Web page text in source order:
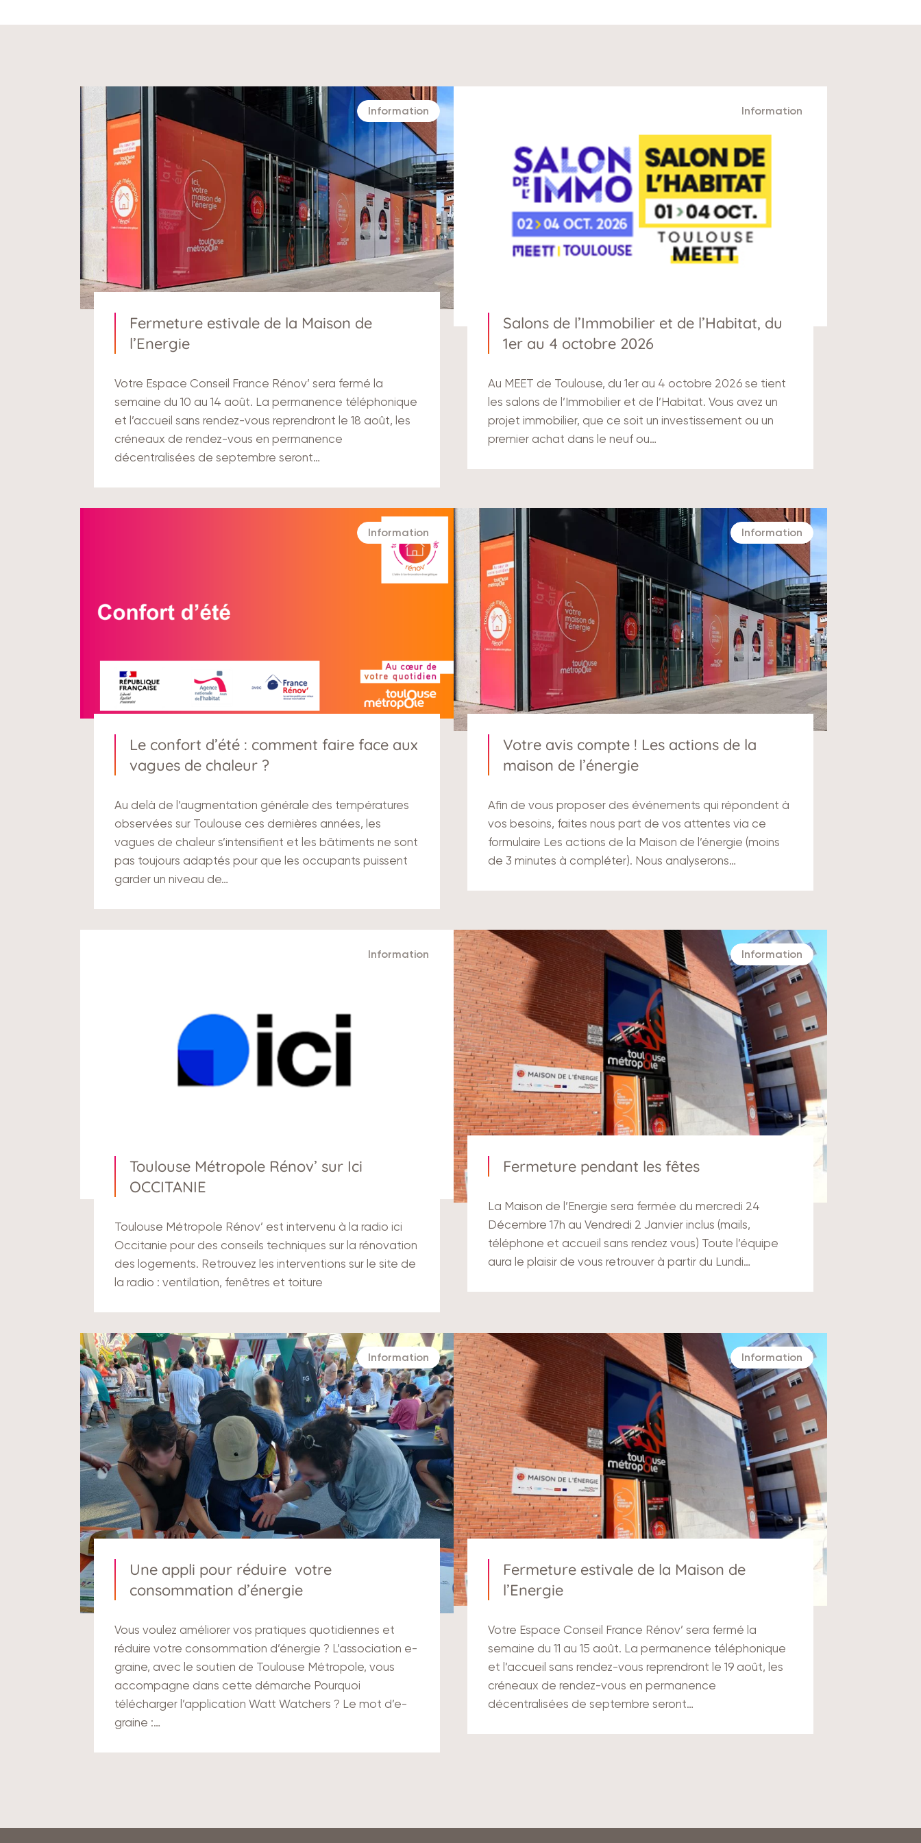
Fermeture estivale de la Maison de
l’Energie
Votre Espace Conseil France Rénov’ sera fermé la
semaine du 10 au 14 août. La permanence téléphonique
et l’accueil sans rendez-vous reprendront le 18 août, les
créneaux de rendez-vous en permanence
décentralisées de septembre seront…
Information
Salons de l’Immobilier et de l’Habitat, du
1er au 4 octobre 2026
Au MEET de Toulouse, du 1er au 4 octobre 2026 se tient
les salons de l’Immobilier et de l’Habitat. Vous avez un
projet immobilier, que ce soit un investissement ou un
premier achat dans le neuf ou…
Information
Le confort d’été : comment faire face aux
vagues de chaleur ?
Au delà de l’augmentation générale des températures
observées sur Toulouse ces dernières années, les
vagues de chaleur s’intensifient et les bâtiments ne sont
pas toujours adaptés pour que les occupants puissent
garder un niveau de…
Information
Votre avis compte ! Les actions de la
maison de l’énergie
Afin de vous proposer des événements qui répondent à
vos besoins, faites nous part de vos attentes via ce
formulaire Les actions de la Maison de l’énergie (moins
de 3 minutes à compléter). Nous analyserons…
Information
Toulouse Métropole Rénov’ sur Ici
OCCITANIE
Toulouse Métropole Rénov’ est intervenu à la radio ici
Occitanie pour des conseils techniques sur la rénovation
des logements. Retrouvez les interventions sur le site de
la radio : ventilation, fenêtres et toiture
Information
Fermeture pendant les fêtes
La Maison de l’Energie sera fermée du mercredi 24
Décembre 17h au Vendredi 2 Janvier inclus (mails,
téléphone et accueil sans rendez vous) Toute l’équipe
aura le plaisir de vous retrouver à partir du Lundi…
Information
Une appli pour réduire votre
consommation d’énergie
Vous voulez améliorer vos pratiques quotidiennes et
réduire votre consommation d’énergie ? L’association e-
graine, avec le soutien de Toulouse Métropole, vous
accompagne dans cette démarche Pourquoi
télécharger l’application Watt Watchers ? Le mot d’e-
graine :…
Information
Fermeture estivale de la Maison de
l’Energie
Votre Espace Conseil France Rénov’ sera fermé la
semaine du 11 au 15 août. La permanence téléphonique
et l’accueil sans rendez-vous reprendront le 19 août, les
créneaux de rendez-vous en permanence
décentralisées de septembre seront…
Information